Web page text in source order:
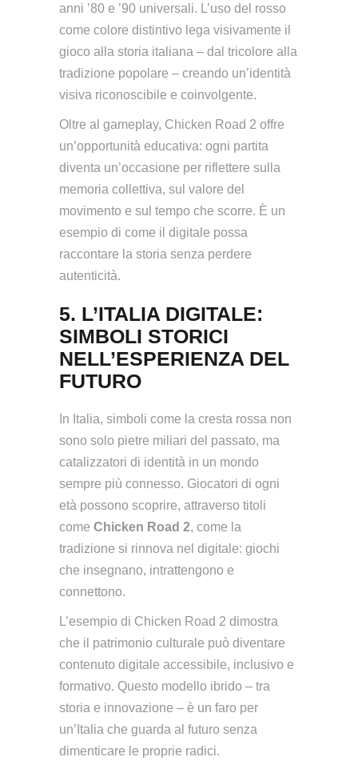
anni ’80 e ’90 universali. L’uso del rosso
come colore distintivo lega visivamente il
gioco alla storia italiana – dal tricolore alla
tradizione popolare – creando un’identità
visiva riconoscibile e coinvolgente.
Oltre al gameplay, Chicken Road 2 offre
un’opportunità educativa: ogni partita
diventa un’occasione per riflettere sulla
memoria collettiva, sul valore del
movimento e sul tempo che scorre. È un
esempio di come il digitale possa
raccontare la storia senza perdere
autenticità.
5. L’ITALIA DIGITALE:
SIMBOLI STORICI
NELL’ESPERIENZA DEL
FUTURO
In Italia, simboli come la cresta rossa non
sono solo pietre miliari del passato, ma
catalizzatori di identità in un mondo
sempre più connesso. Giocatori di ogni
età possono scoprire, attraverso titoli
come Chicken Road 2, come la
tradizione si rinnova nel digitale: giochi
che insegnano, intrattengono e
connettono.
L’esempio di Chicken Road 2 dimostra
che il patrimonio culturale può diventare
contenuto digitale accessibile, inclusivo e
formativo. Questo modello ibrido – tra
storia e innovazione – è un faro per
un’Italia che guarda al futuro senza
dimenticare le proprie radici.